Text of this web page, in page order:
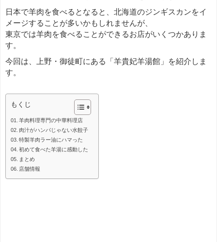
日本で羊肉を食べるとなると、北海道のジンギスカンをイ
メージすることが多いかもしれませんが、
東京では羊肉を食べることができるお店がいくつかありま
す。
今回は、上野・御徒町にある「羊貴妃羊湯館」を紹介しま
す。
もくじ
羊肉料理専門の中華料理店
肉汁がハンパじゃない水餃子
特製羊肉ラー油にハマった
初めて食べた羊湯に感動した
まとめ
店舗情報